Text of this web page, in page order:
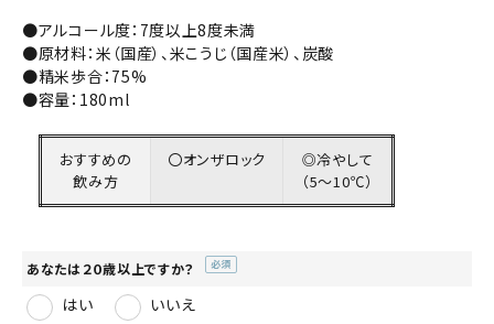
meeting_room ログイン person 会員登録
●アルコール度：7度以上8度未満
●原材料：米（国産）、米こうじ（国産米）、炭酸
●精米歩合：75%
●容量：180ml
おすすめの
飲み方
〇オンザロック
◎冷やして
（5～10℃）
あなたは２０歳以上ですか？
はい いいえ